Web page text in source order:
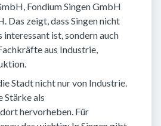
Fondium Singen GmbH
Das zeigt, dass Singen nicht
ist, sondern auch
aus Industrie,
Stadt nicht nur von Industrie.
Stärke als
hervorheben. Für